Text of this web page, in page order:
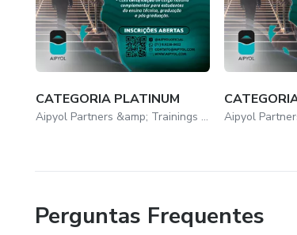
CATEGORIA PLATINUM
Aipyol Partners &amp; Trainings LTDA
Perguntas Frequentes